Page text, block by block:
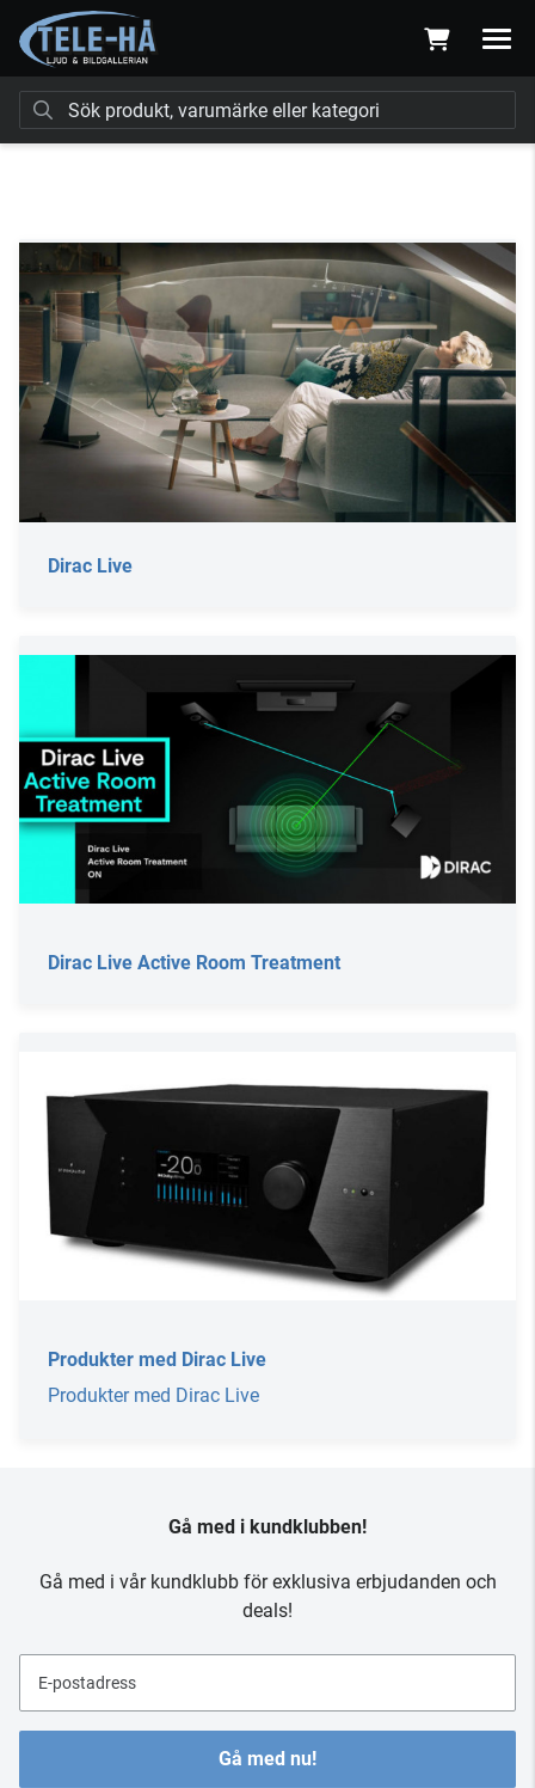
Dirac Live
Dirac Live Active Room Treatment
Produkter med Dirac Live
Produkter med Dirac Live
Gå med i kundklubben!
Gå med i vår kundklubb för exklusiva erbjudanden och
deals!
E-postadress
Gå med nu!